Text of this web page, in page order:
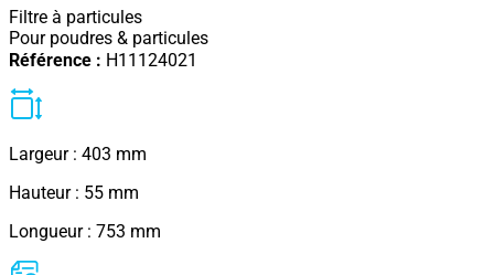
Filtre à particules
Pour poudres & particules
Référence : H11124021
Largeur : 403 mm
Hauteur : 55 mm
Longueur : 753 mm